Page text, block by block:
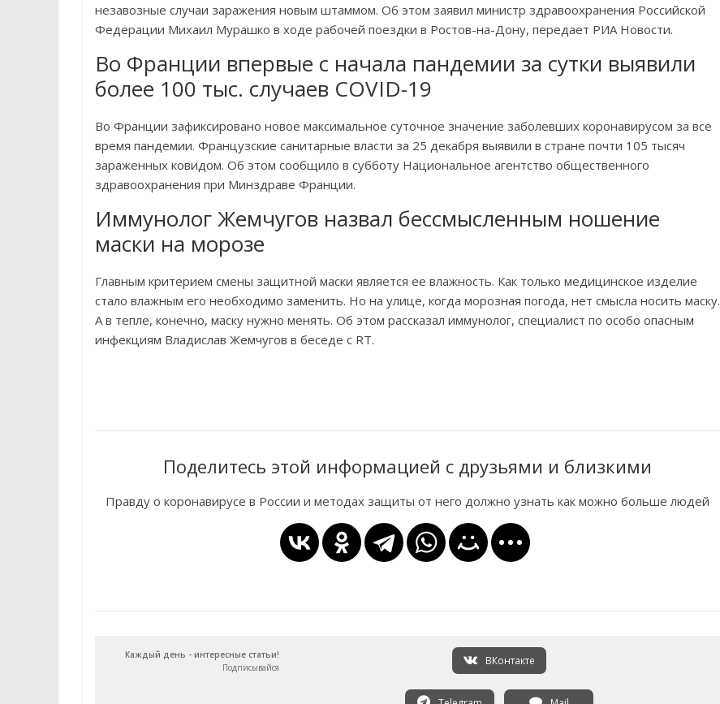
незавозные случаи заражения новым штаммом. Об этом заявил министр здравоохранения Российской
Федерации Михаил Мурашко в ходе рабочей поездки в Ростов-на-Дону, передает РИА Новости.
Во Франции впервые с начала пандемии за сутки выявили
более 100 тыс. случаев COVID-19
Во Франции зафиксировано новое максимальное суточное значение заболевших коронавирусом за все
время пандемии. Французские санитарные власти за 25 декабря выявили в стране почти 105 тысяч
зараженных ковидом. Об этом сообщило в субботу Национальное агентство общественного
здравоохранения при Минздраве Франции.
Иммунолог Жемчугов назвал бессмысленным ношение
маски на морозе
Главным критерием смены защитной маски является ее влажность. Как только медицинское изделие
стало влажным его необходимо заменить. Но на улице, когда морозная погода, нет смысла носить маску.
А в тепле, конечно, маску нужно менять. Об этом рассказал иммунолог, специалист по особо опасным
инфекциям Владислав Жемчугов в беседе с RT.
Поделитесь этой информацией с друзьями и близкими
Правду о коронавирусе в России и методах защиты от него должно узнать как можно больше людей
Каждый день - интересные статьи!
Подписывайся
ВКонтакте